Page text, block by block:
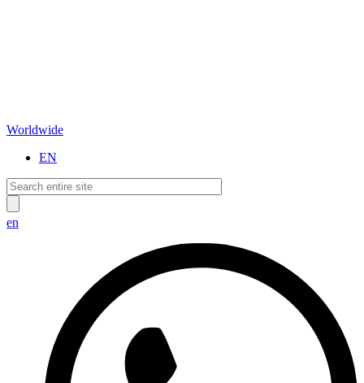
Worldwide
EN
en